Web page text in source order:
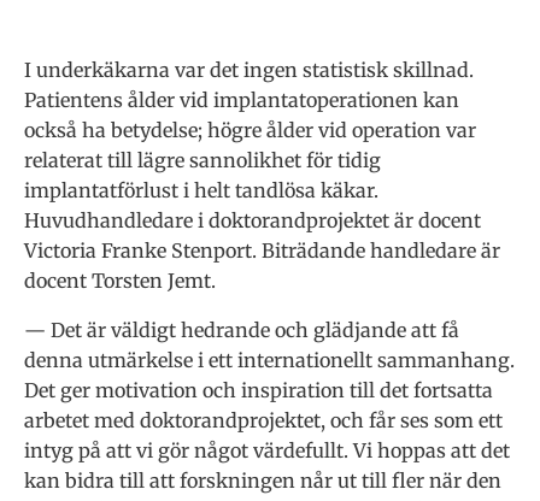
I underkäkarna var det ingen statistisk skillnad.
Patientens ålder vid implantatoperationen kan
också ha betydelse; högre ålder vid operation var
relaterat till lägre sannolikhet för tidig
implantatförlust i helt tandlösa käkar.
Huvudhandledare i doktorandprojektet är docent
Victoria Franke Stenport. Biträdande handledare är
docent Torsten Jemt.
— Det är väldigt hedrande och glädjande att få
denna utmärkelse i ett internationellt sammanhang.
Det ger motivation och inspiration till det fortsatta
arbetet med doktorandprojektet, och får ses som ett
intyg på att vi gör något värdefullt. Vi hoppas att det
kan bidra till att forskningen når ut till fler när den